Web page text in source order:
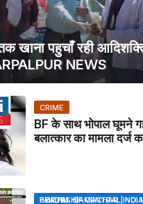
खाना पहुचाँ रही
NEWS
CRIME
BF के साथ भोपाल घूमने
बलात्कार का मामला दर्ज
BHOPAL SAMACHAR | NO 1 HINDI NEWS PORTAL OF CENTRAL INDIA (MADHYA PRADESH)